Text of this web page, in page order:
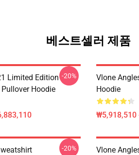
베스트셀러 제품
Limited Edition
Hoodie
-20%
Vlone
Hoodie
₩5,918,510
-20%
Vlone